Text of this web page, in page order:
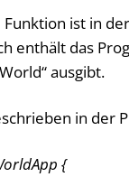
ist in
enthält das
ausgibt.
in der
{